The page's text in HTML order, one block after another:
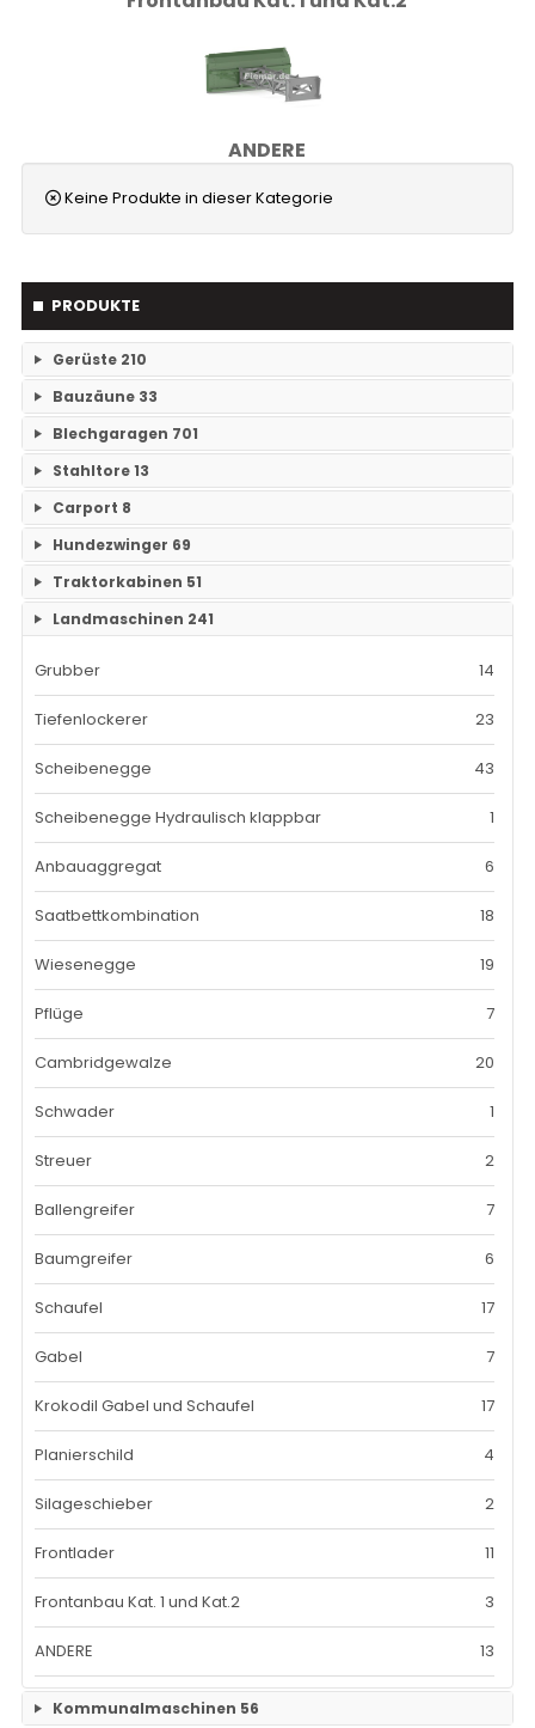
PRODUKTE
Gerüste 210
RAM- 1 Gerüst Breite 73 109
RAM-2 Gerüst Breite 70 101
Bauzäune 33
Einzelteile Bauzäune 7
Bauzäune SET 26
Blechgaragen 701
Einzelgaragen 89
Doppelgaragen 59
3-Fachgaragen
Mehrfachgaragen 12
Hallen 47
mit Carport 18
mit Konstruktion aus verzinkten Vierkantprofilen 61
mit Schrägdach 46
mit Isolation und Statik 18
Stahltore13
Keine Unterkategorien
Carport 8
Keine Unterkategorien
Hundezwinger 69
Keine Unterkategorien
Traktorkabinen 51
Traktorkabinen 37
Mähdrescherkabine 14
Landmaschinen 241
Grubber 14
Tiefenlockerer 23
Scheibenegge 43
Scheibenegge Hydraulisch klappbar 1
Anbauaggregat 6
Saatbettkombination 18
Wiesenegge 19
Pflüge 7
Cambridgewalze 20
Schwader 1
Streuer 2
Ballengreifer 7
Baumgreifer 6
Schaufel 17
Gabel 7
Krokodil Gabel und Schaufel 17
Planierschild 4
Silageschieber 2
Frontlader 11
Frontanbau Kat. 1 und Kat.2 3
ANDERE 13
Kommunalmaschinen 56
ANDERE
Keine Produkte in dieser Kategorie